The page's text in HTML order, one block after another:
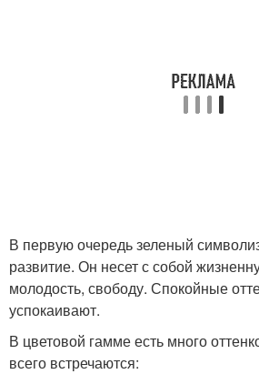
Цвета на детей
В первую очередь зеленый
развитие. Он несет с собой
молодость, свободу. Спокойные
успокаивают.
В цветовой гамме есть много
всего встречаются: